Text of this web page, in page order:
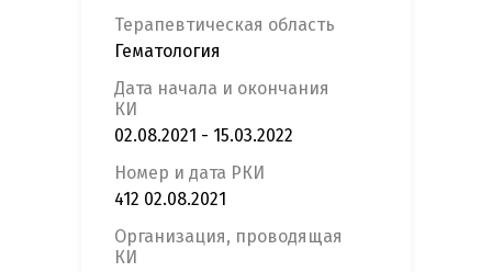
Терапевтическая область
Гематология
Дата начала и окончания
КИ
02.08.2021 - 15.03.2022
Номер и дата РКИ
412 02.08.2021
Организация, проводящая
КИ